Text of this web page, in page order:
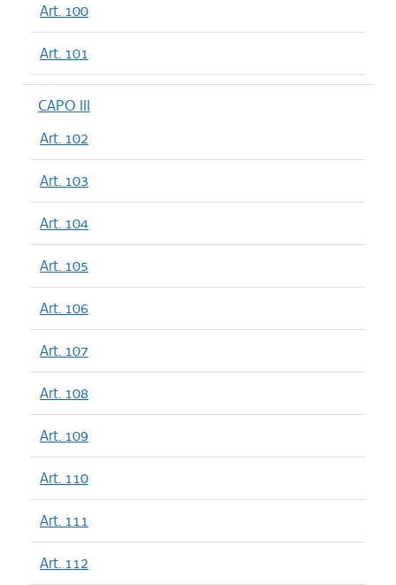
Art. 100
Art. 101
CAPO III
Art. 102
Art. 103
Art. 104
Art. 105
Art. 106
Art. 107
Art. 108
Art. 109
Art. 110
Art. 111
Art. 112